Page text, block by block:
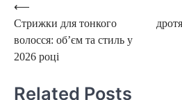
Post
navigation
⟵
Стрижки для тонкого
волосся: об’єм та стиль у
2026 році
Related Posts